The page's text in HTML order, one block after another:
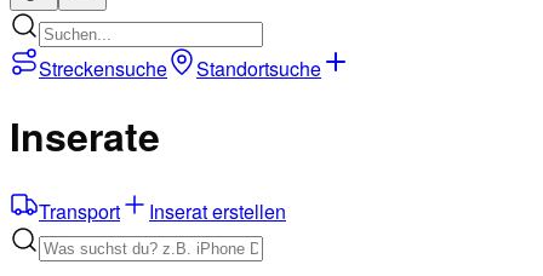
Streckensuche Standortsuche
Inserate
Transport Inserat erstellen